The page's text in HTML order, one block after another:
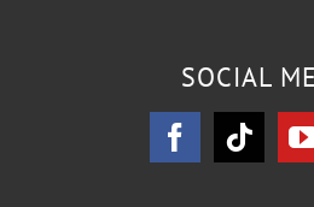
SOCIAL